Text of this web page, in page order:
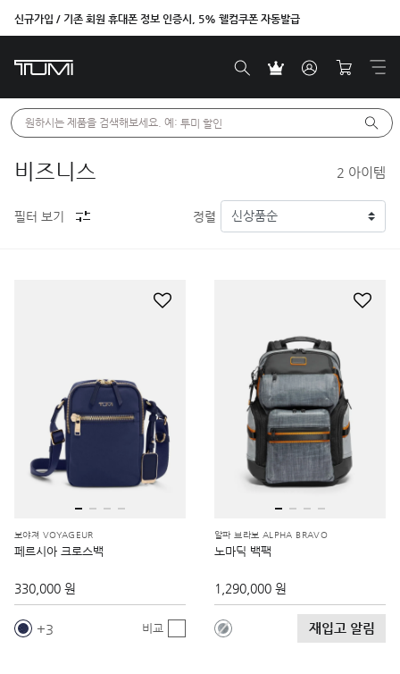
신규가입 / 기존 회원 휴대폰 정보 인증시, 5% 웰컴쿠폰 자동발급
원하시는 제품을 검색해보세요. 예: 투미 할인
비즈니스 2 아이템
필터 보기 정렬
보야져 VOYAGEUR
페르시아 크로스백
330,000 원
3 비교
알파 브라보 ALPHA BRAVO
노마딕 백팩
1,290,000 원
재입고 알림